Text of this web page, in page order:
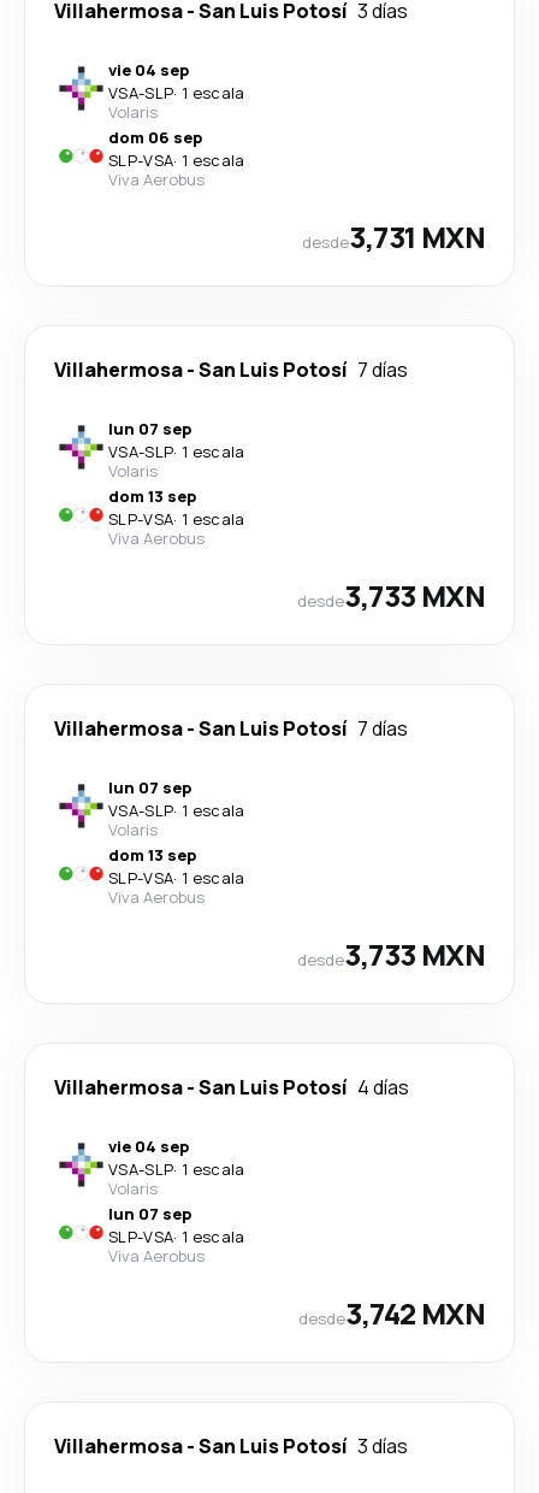
Villahermosa-San Luis Potosí 3 días
vie 04 sep
VSA-SLP· 1 escala
Volaris
dom 06 sep
SLP-VSA· 1 escala
Viva Aerobus
desde3,731 MXN
Villahermosa-San Luis Potosí 7 días
lun 07 sep
VSA-SLP· 1 escala
Volaris
dom 13 sep
SLP-VSA· 1 escala
Viva Aerobus
desde3,733 MXN
Villahermosa-San Luis Potosí 7 días
lun 07 sep
VSA-SLP· 1 escala
Volaris
dom 13 sep
SLP-VSA· 1 escala
Viva Aerobus
desde3,733 MXN
Villahermosa-San Luis Potosí 4 días
vie 04 sep
VSA-SLP· 1 escala
Volaris
lun 07 sep
SLP-VSA· 1 escala
Viva Aerobus
desde3,742 MXN
Villahermosa-San Luis Potosí 3 días